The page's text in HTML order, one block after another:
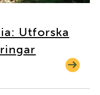
Utforska